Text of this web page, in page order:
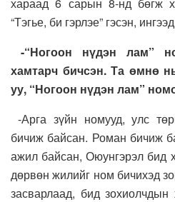
“Тэгье, би гэрлэе” гэсэн,
-“Ногоон нүдэн лам”
хамтарч бичсэн. Та өмнө
уу, “Ногоон нүдэн лам”
-Арга зүйн номууд, улс
бичиж байсан. Роман бичиж
ажил байсан, Оюунгэрэл бид
дөрвөн жилийг ном бичихэд
засварлаад, бид